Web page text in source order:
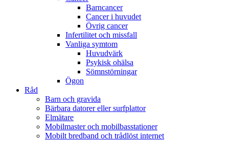
Barncancer
Cancer i huvudet
Övrig cancer
Infertilitet och missfall
Vanliga symtom
Huvudvärk
Psykisk ohälsa
Sömnstörningar
Ögon
Råd
Barn och gravida
Bärbara datorer eller surfplattor
Elmätare
Mobilmaster och mobilbasstationer
Mobilt bredband och trådlöst internet